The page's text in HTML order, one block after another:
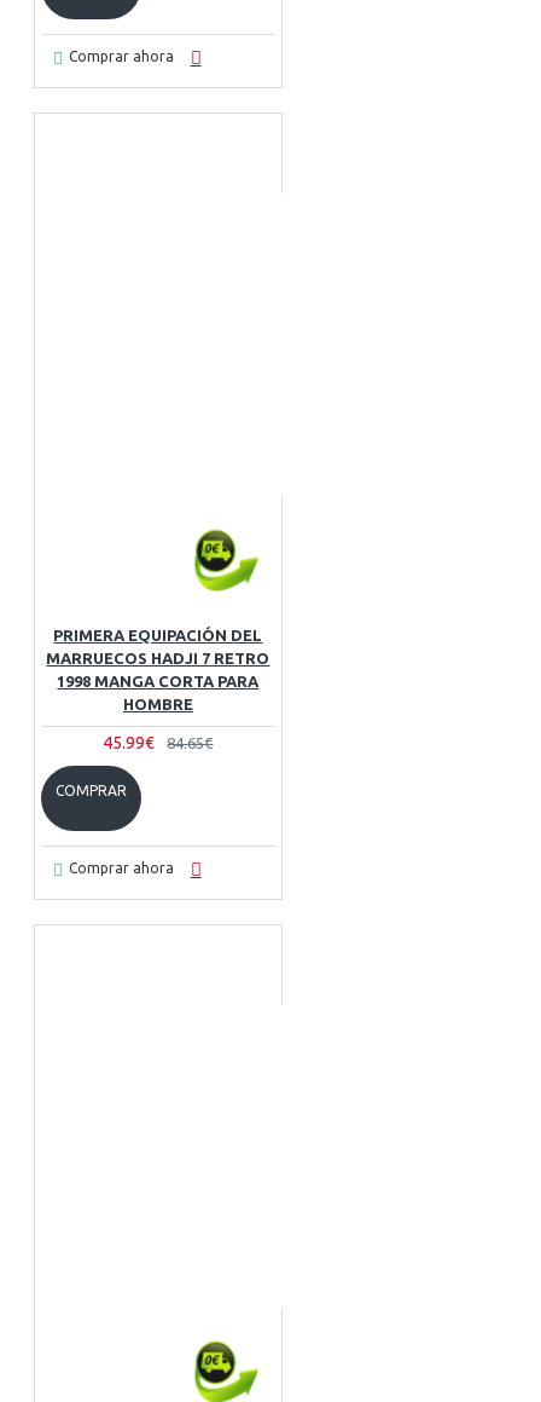
Comprar ahora
PRIMERA EQUIPACIÓN DEL
MARRUECOS HADJI 7 RETRO
1998 MANGA CORTA PARA
HOMBRE
45.99€ 84.65€
COMPRAR
Comprar ahora